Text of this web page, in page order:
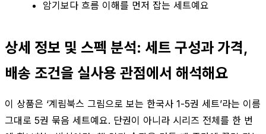
암기보다 흐름 이해를 먼저 잡는 세트예요
상세 정보 및 스펙 분석: 세트 구성과 가격,
배송 조건을 실사용 관점에서 해석해요
이 상품은 ‘계림북스 그림으로 보는 한국사 1-5권 세트’라는 이름
그대로 5권 묶음 세트예요. 단권이 아니라 시리즈 전체를 한 번